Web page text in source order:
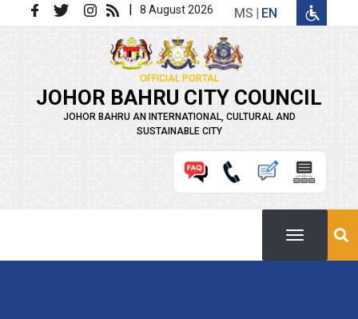
Skip to main content | 8 August 2026 MS EN
OFFICIAL PORTAL
JOHOR BAHRU CITY COUNCIL
JOHOR BAHRU AN INTERNATIONAL, CULTURAL AND
SUSTAINABLE CITY